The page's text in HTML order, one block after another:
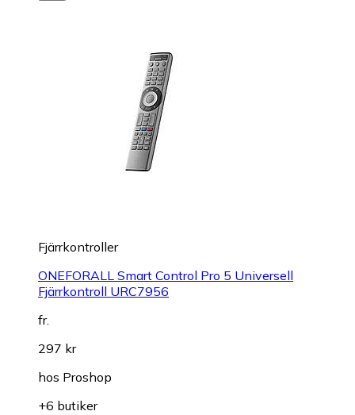
Fjärrkontroller
ONEFORALL Smart Control Pro 5 Universell
Fjärrkontroll URC7956
fr.
297 kr
hos Proshop
+6 butiker